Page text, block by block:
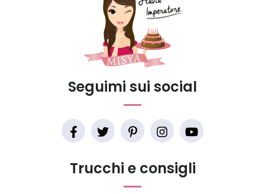
Trucchi e consigli
Seguimi sui social